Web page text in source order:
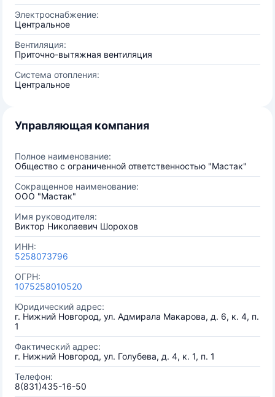
Электроснабжение:
Центральное
Вентиляция:
Приточно-вытяжная вентиляция
Система отопления:
Центральное
Управляющая компания
Полное наименование:
Общество с ограниченной ответственностью "Мастак"
Сокращенное наименование:
ООО "Мастак"
Имя руководителя:
Виктор Николаевич Шорохов
ИНН:
5258073796
ОГРН:
1075258010520
Юридический адрес:
г. Нижний Новгород, ул. Адмирала Макарова, д. 6, к. 4, п.
1
Фактический адрес:
г. Нижний Новгород, ул. Голубева, д. 4, к. 1, п. 1
Телефон:
8(831)435-16-50